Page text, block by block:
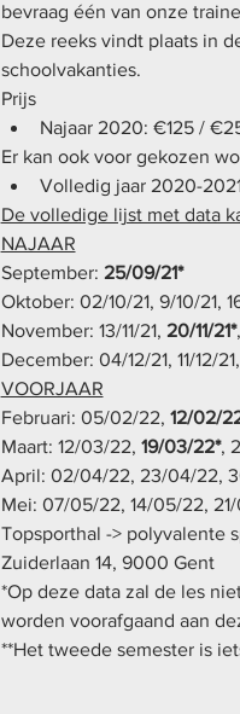
bevraag één van onze
Deze reeks vindt plaats in
schoolvakanties.
Prijs
Najaar 2020: €125 /
Er kan ook voor gekozen
Volledig jaar 2020-
De volledige lijst met data
NAJAAR
September: 25/09/21*
Oktober: 02/10/21, 9/10/21,
November: 13/11/21, 20/11/21*
December: 04/12/21, 11/12/
VOORJAAR
Februari: 05/02/22, 12/02/
Maart: 12/03/22, 19/03/22*,
April: 02/04/22, 23/04/22,
Mei: 07/05/22, 14/05/22,
Topsporthal -> polyvalente
Zuiderlaan 14, 9000 Gent
*Op deze data zal de les
worden voorafgaand aan
**Het tweede semester is